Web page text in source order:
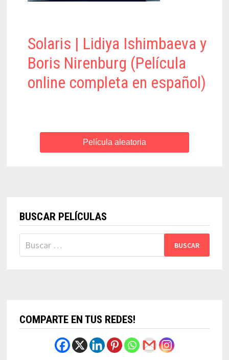
Solaris | Lidiya Ishimbaeva y
Boris Nirenburg (Película
online completa en español)
Película aleatoria
BUSCAR PELÍCULAS
Buscar:
COMPARTE EN TUS REDES!